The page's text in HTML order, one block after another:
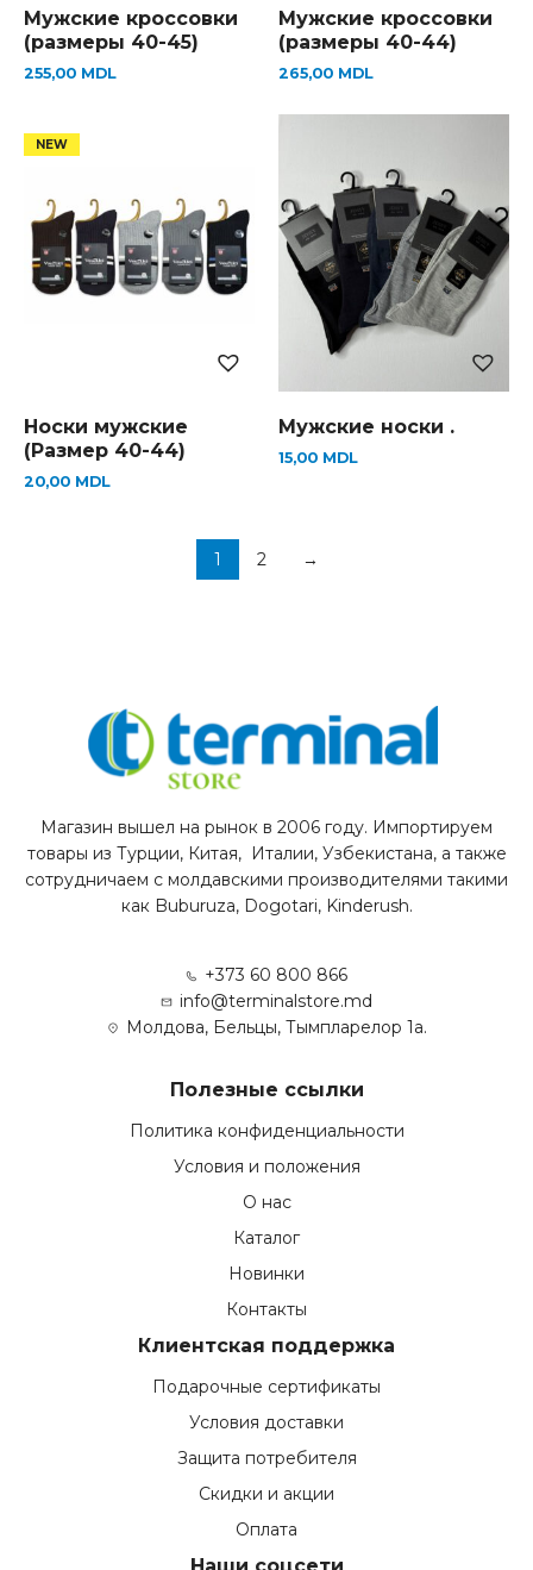
Мужские кроссовки
(размеры 40-45)
255,00 MDL
Мужские кроссовки
(размеры 40-44)
265,00 MDL
Носки мужские
(Размер 40-44)
20,00 MDL
Мужские носки .
15,00 MDL
1 2 →
Магазин вышел на рынок в 2006 году. Импортируем
товары из Турции, Китая, Италии, Узбекистана, а также
сотрудничаем с молдавскими производителями такими
как Buburuza, Dogotari, Kinderush.
+373 60 800 866
info@terminalstore.md
Молдова, Бельцы, Тымпларелор 1а.
Полезные ссылки
Политика конфиденциальности
Условия и положения
О нас
Каталог
Новинки
Контакты
Клиентская поддержка
Подарочные сертификаты
Условия доставки
Защита потребителя
Скидки и акции
Оплата